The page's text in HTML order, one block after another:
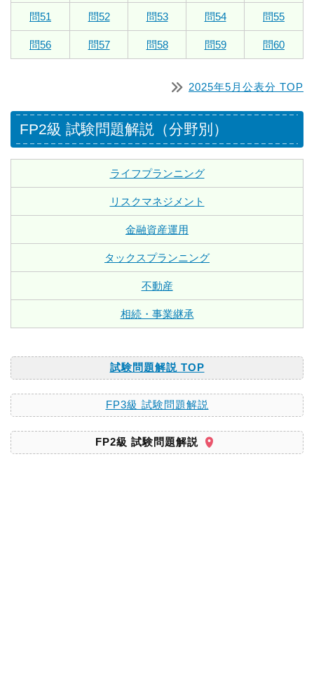
問51 問52 問53 問54 問55
問56 問57 問58 問59 問60
2025年5月公表分 TOP
FP2級 試験問題解説（分野別）
ライフプランニング
リスクマネジメント
金融資産運用
タックスプランニング
不動産
相続・事業継承
試験問題解説 TOP
FP3級 試験問題解説
FP2級 試験問題解説